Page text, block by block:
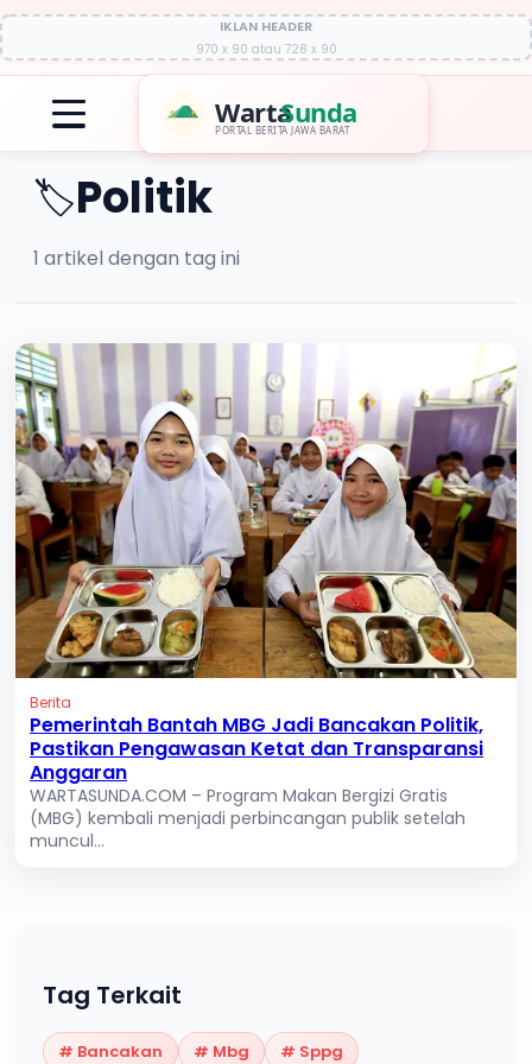
IKLAN HEADER
970 x 90 atau 728 x 90
WartaSunda
PORTAL BERITA JAWA BARAT
🏷️Politik
1 artikel dengan tag ini
Berita
Pemerintah Bantah MBG Jadi Bancakan Politik,
Pastikan Pengawasan Ketat dan Transparansi
Anggaran
WARTASUNDA.COM – Program Makan Bergizi Gratis
(MBG) kembali menjadi perbincangan publik setelah
muncul...
Tag Terkait
# Bancakan # Mbg # Sppg